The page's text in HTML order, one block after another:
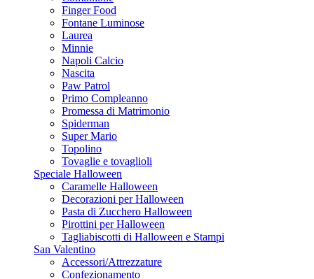
Finger Food
Fontane Luminose
Laurea
Minnie
Napoli Calcio
Nascita
Paw Patrol
Primo Compleanno
Promessa di Matrimonio
Spiderman
Super Mario
Topolino
Tovaglie e tovaglioli
Speciale Halloween
Caramelle Halloween
Decorazioni per Halloween
Pasta di Zucchero Halloween
Pirottini per Halloween
Tagliabiscotti di Halloween e Stampi
San Valentino
Accessori/Attrezzature
Confezionamento